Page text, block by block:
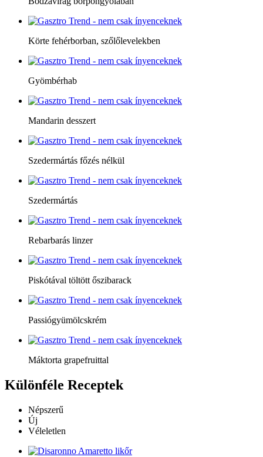
Körte fehérborban, szőlőlevelekben
Gyömbérhab
Mandarin desszert
Szedermártás főzés nélkül
Szedermártás
Rebarbarás linzer
Piskótával töltött őszibarack
Passiógyümölcskrém
Máktorta grapefruittal
Különféle Receptek
Népszerű
Új
Véleletlen